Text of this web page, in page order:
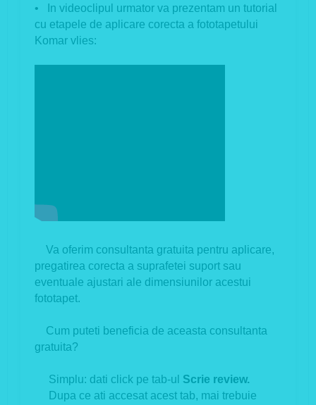
• In videoclipul urmator va prezentam un tutorial
cu etapele de aplicare corecta a fototapetului
Komar vlies:
Va oferim consultanta gratuita pentru aplicare,
pregatirea corecta a suprafetei suport sau
eventuale ajustari ale dimensiunilor acestui
fototapet.
Cum puteti beneficia de aceasta consultanta
gratuita?
Simplu: dati click pe tab-ul Scrie review.
Dupa ce ati accesat acest tab, mai trebuie